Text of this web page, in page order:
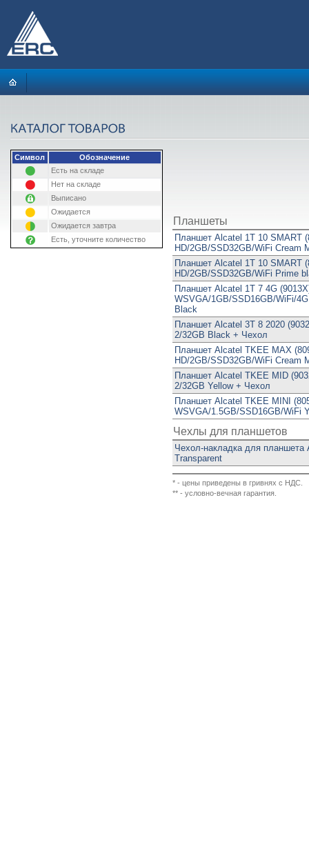
Символ
Обозначение
Есть на складе
Нет на складе
Выписано
Ожидается
Ожидается завтра
Есть, уточните количество
Планшеты
Планшет Alcatel 1T 10 SMART
HD/2GB/SSD32GB/WiFi Cream
Планшет Alcatel 1T 10 SMART
HD/2GB/SSD32GB/WiFi Prime
Планшет Alcatel 1T 7 4G
WSVGA/1GB/SSD16GB/WiFi/
Black
Планшет Alcatel 3T 8 2020
2/32GB Black + Чехол
Планшет Alcatel TKEE MAX
HD/2GB/SSD32GB/WiFi Cream
Планшет Alcatel TKEE MID
2/32GB Yellow + Чехол
Планшет Alcatel TKEE MINI
WSVGA/1.5GB/SSD16GB/WiFi
Чехлы для планшетов
Чехол-накладка для планшета
Transparent
* - цены приведены в гривнях с НДС.
** - условно-вечная гарантия.